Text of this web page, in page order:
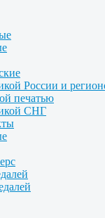
России и
печатью
СНГ